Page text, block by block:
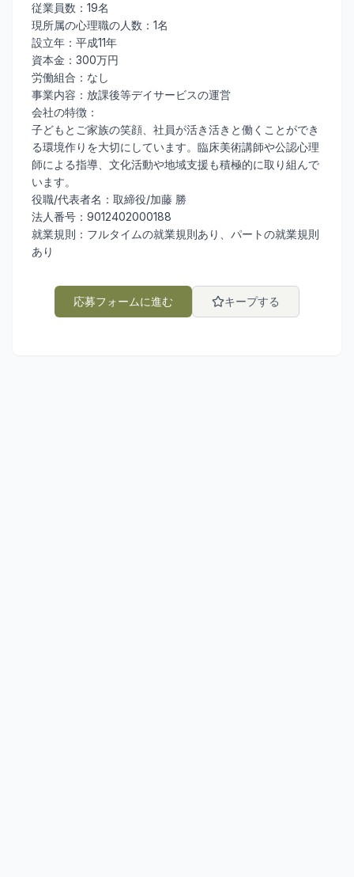
従業員数：19名
現所属の心理職の人数：1名
設立年：平成11年
資本金：300万円
労働組合：なし
事業内容：放課後等デイサービスの運営
会社の特徴：
子どもとご家族の笑顔、社員が活き活きと働くことができ
る環境作りを大切にしています。臨床美術講師や公認心理
師による指導、文化活動や地域支援も積極的に取り組んで
います。
役職/代表者名：取締役/加藤 勝
法人番号：9012402000188
就業規則：フルタイムの就業規則あり、パートの就業規則
あり
応募フォームに進む キープする